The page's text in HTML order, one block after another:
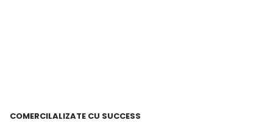
COMERCILALIZATE CU SUCCESS